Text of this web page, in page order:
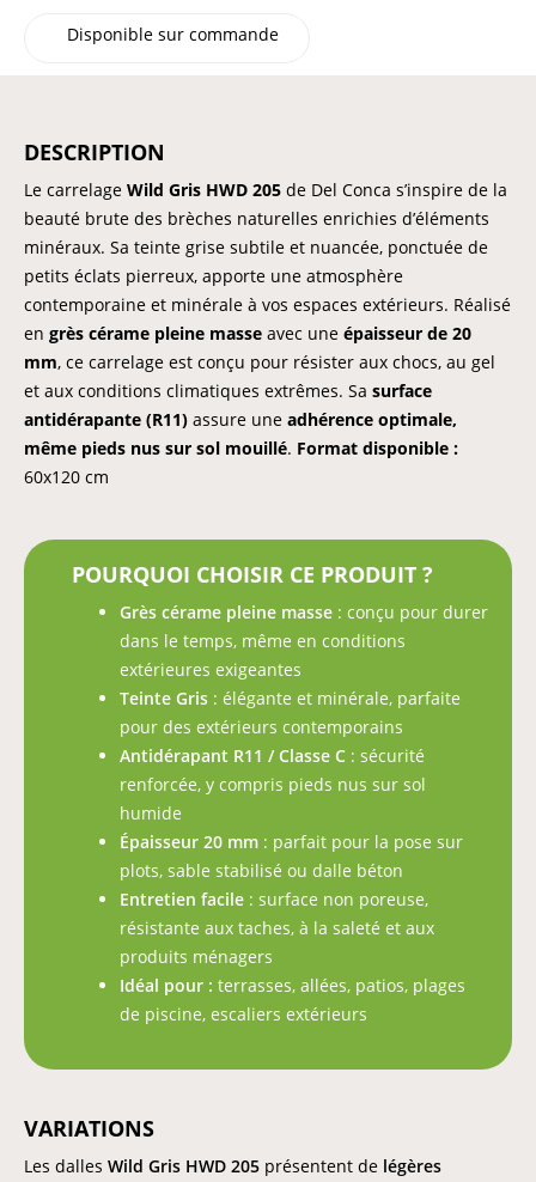
Disponible sur commande
DESCRIPTION
Le carrelage Wild Gris HWD 205 de Del Conca s’inspire de la
beauté brute des brèches naturelles enrichies d’éléments
minéraux. Sa teinte grise subtile et nuancée, ponctuée de
petits éclats pierreux, apporte une atmosphère
contemporaine et minérale à vos espaces extérieurs. Réalisé
en grès cérame pleine masse avec une épaisseur de 20
mm, ce carrelage est conçu pour résister aux chocs, au gel
et aux conditions climatiques extrêmes. Sa surface
antidérapante (R11) assure une adhérence optimale,
même pieds nus sur sol mouillé. Format disponible :
60x120 cm
POURQUOI CHOISIR CE PRODUIT ?
Grès cérame pleine masse : conçu pour durer
dans le temps, même en conditions
extérieures exigeantes
Teinte Gris : élégante et minérale, parfaite
pour des extérieurs contemporains
Antidérapant R11 / Classe C : sécurité
renforcée, y compris pieds nus sur sol
humide
Épaisseur 20 mm : parfait pour la pose sur
plots, sable stabilisé ou dalle béton
Entretien facile : surface non poreuse,
résistante aux taches, à la saleté et aux
produits ménagers
Idéal pour : terrasses, allées, patios, plages
de piscine, escaliers extérieurs
VARIATIONS
Les dalles Wild Gris HWD 205 présentent de légères